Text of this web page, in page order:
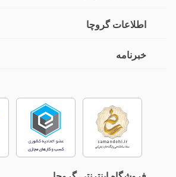
اطلاعات گروچا
خبرنامه